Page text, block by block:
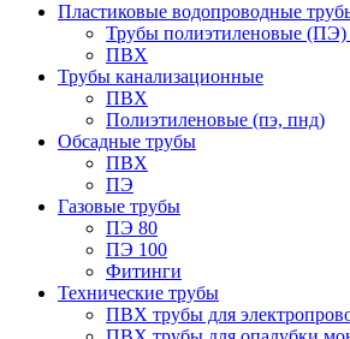
Пластиковые водопроводные
Трубы полиэтиленовые (ПЭ)
ПВХ
Трубы канализационные
ПВХ
Полиэтиленовые (пэ, пнд)
Обсадные трубы
ПВХ
ПЭ
Газовые трубы
ПЭ 80
ПЭ 100
Фитинги
Технические трубы
ПВХ трубы для